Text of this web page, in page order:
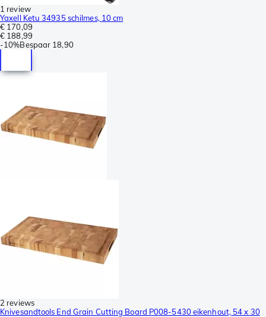
1 review
Yaxell Ketu 34935 schilmes, 10 cm
€ 170,09
€ 188,99
-10%Bespaar 18,90
2 reviews
Knivesandtools End Grain Cutting Board P008-5430 eikenhout, 54 x 30